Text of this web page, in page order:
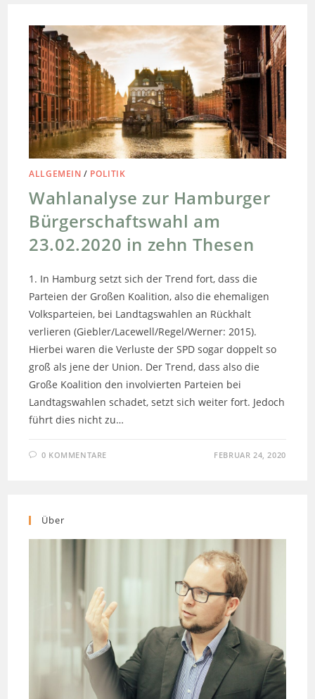
ALLGEMEIN / POLITIK
Wahlanalyse zur Hamburger
Bürgerschaftswahl am
23.02.2020 in zehn Thesen
1. In Hamburg setzt sich der Trend fort, dass die
Parteien der Großen Koalition, also die ehemaligen
Volksparteien, bei Landtagswahlen an Rückhalt
verlieren (Giebler/Lacewell/Regel/Werner: 2015).
Hierbei waren die Verluste der SPD sogar doppelt so
groß als jene der Union. Der Trend, dass also die
Große Koalition den involvierten Parteien bei
Landtagswahlen schadet, setzt sich weiter fort. Jedoch
führt dies nicht zu…
0 KOMMENTARE FEBRUAR 24, 2020
Über